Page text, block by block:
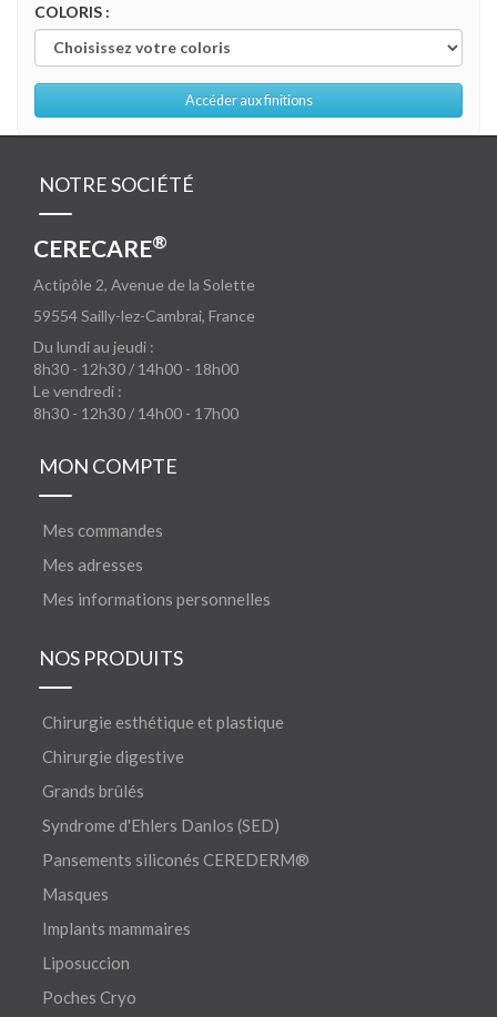
COLORIS :
Accéder aux finitions
NOTRE SOCIÉTÉ
CERECARE®
Actipôle 2, Avenue de la Solette
59554Sailly-lez-Cambrai, France
Du lundi au jeudi :
8h30 - 12h30 / 14h00 - 18h00
Le vendredi :
8h30 - 12h30 / 14h00 - 17h00
MON COMPTE
Mes commandes
Mes adresses
Mes informations personnelles
NOS PRODUITS
Chirurgie esthétique et plastique
Chirurgie digestive
Grands brûlés
Syndrome d'Ehlers Danlos (SED)
Pansements siliconés CEREDERM®
Masques
Implants mammaires
Liposuccion
Poches Cryo